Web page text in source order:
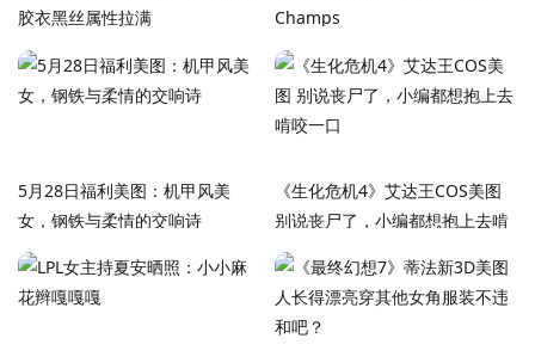
胶衣黑丝属性拉满
Champs
5月28日福利美图：机甲风美
女，钢铁与柔情的交响诗
《生化危机4》艾达王COS美图
别说丧尸了，小编都想抱上去啃
咬一口